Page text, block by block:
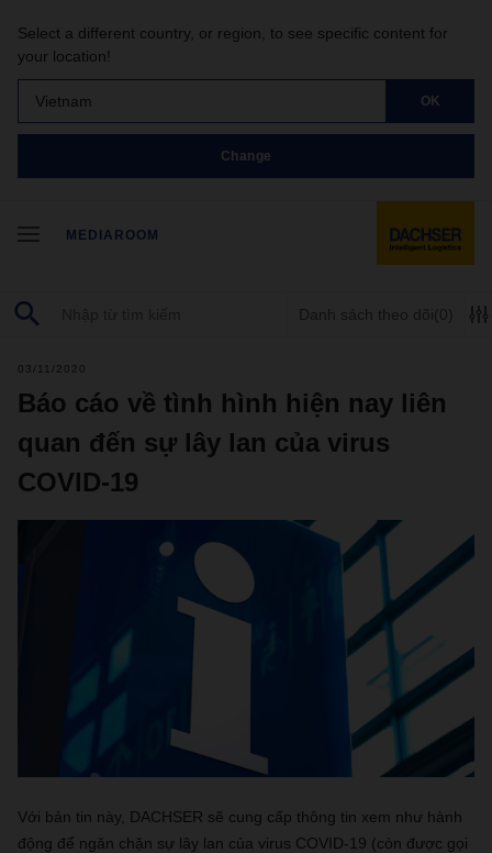
Select a different country, or region, to see specific content for
your location!
Vietnam OK
Change
MEDIAROOM
Danh sách theo dõi(0)
03/11/2020
Báo cáo về tình hình hiện nay liên
quan đến sự lây lan của virus
COVID-19
Với bản tin này, DACHSER sẽ cung cấp thông tin xem như hành
động để ngăn chặn sự lây lan của virus COVID-19 (còn được gọi